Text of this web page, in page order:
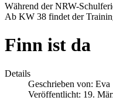
Während der NRW-
Ab KW 38 findet der
Finn ist da
Details
Geschrieben von: Eva
Veröffentlicht: 19.